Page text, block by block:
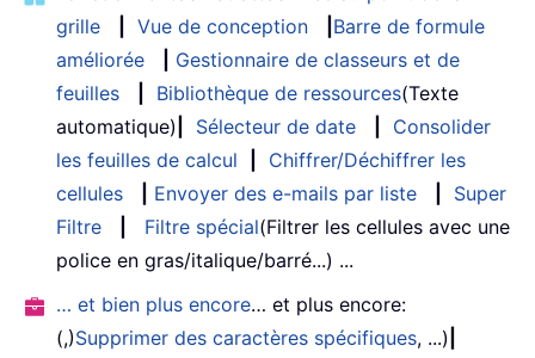
grille
Vue de conception
Barre de formule
améliorée
Gestionnaire de classeurs et de
feuilles
Bibliothèque de ressources(Texte
automatique)
Sélecteur de date
Consolider
les feuilles de calcul
Chiffrer/Déchiffrer les
cellules
Envoyer des e-mails par liste
Super
Filtre
Filtre spécial(Filtrer les cellules avec une
police en gras/italique/barré...) ...
… et bien plus encore… et plus encore:
(,)Supprimer des caractères spécifiques, ...)